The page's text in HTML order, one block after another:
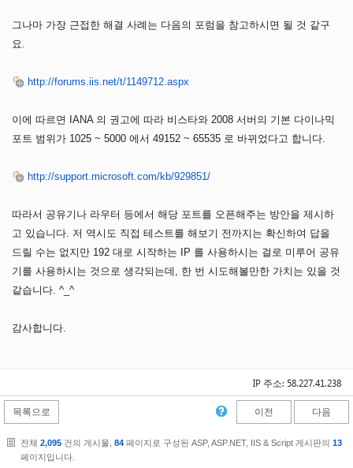
그나마 가장 근접한 해결 사례는 다음의 포럼을 참고하시면 될 것 같구
요.
http://forums.iis.net/t/1149712.aspx
이에 따르면 IANA 의 권고에 따라 비스타와 2008 서버의 기본 다이나믹
포트 범위가 1025 ~ 5000 에서 49152 ~ 65535 로 바뀌었다고 합니다.
http://support.microsoft.com/kb/929851/
따라서 공유기나 라우터 등에서 해당 포트를 오픈해주는 방안을 제시하
고 있습니다. 저 역시도 직접 테스트를 해보기 전까지는 확신하여 답을
드릴 수는 없지만 192 대로 시작하는 IP 를 사용하시는 걸로 미루어 공유
기를 사용하시는 것으로 생각되는데, 한 번 시도해볼만한 가치는 있을 것
같습니다. ^_^
감사합니다.
IP 주소: 58.227.41.238
목록으로 이전 다음
전체 2,095 건의 게시물, 84 페이지로 구성된 ASP, ASP.NET, IIS & Script 게시판의 13
페이지입니다.